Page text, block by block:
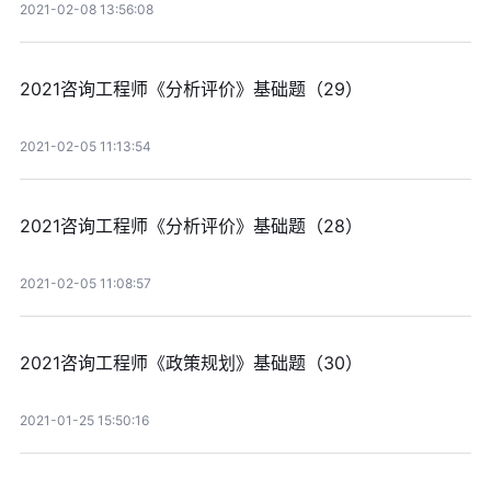
2021-02-08 13:56:08
2021咨询工程师《分析评价》基础题（29）
2021-02-05 11:13:54
2021咨询工程师《分析评价》基础题（28）
2021-02-05 11:08:57
2021咨询工程师《政策规划》基础题（30）
2021-01-25 15:50:16